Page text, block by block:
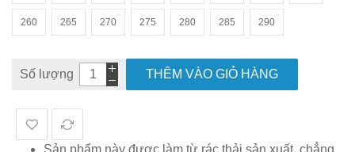
260 265 270 275 280 285 290
Số lượng THÊM VÀO GIỎ HÀNG
Sản phẩm này được làm từ rác thải sản xuất, chẳng